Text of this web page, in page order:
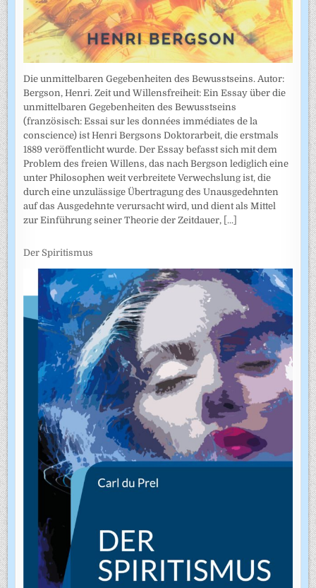
Die unmittelbaren Gegebenheiten des Bewusstseins. Autor:
Bergson, Henri. Zeit und Willensfreiheit: Ein Essay über die
unmittelbaren Gegebenheiten des Bewusstseins
(französisch: Essai sur les données immédiates de la
conscience) ist Henri Bergsons Doktorarbeit, die erstmals
1889 veröffentlicht wurde. Der Essay befasst sich mit dem
Problem des freien Willens, das nach Bergson lediglich eine
unter Philosophen weit verbreitete Verwechslung ist, die
durch eine unzulässige Übertragung des Unausgedehnten
auf das Ausgedehnte verursacht wird, und dient als Mittel
zur Einführung seiner Theorie der Zeitdauer, [...]
Der Spiritismus